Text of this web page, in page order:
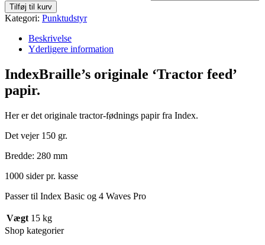
Tilføj til kurv
Kategori: Punktudstyr
Beskrivelse
Yderligere information
IndexBraille’s originale ‘Tractor feed’
papir.
Her er det originale tractor-fødnings papir fra Index.
Det vejer 150 gr.
Bredde: 280 mm
1000 sider pr. kasse
Passer til Index Basic og 4 Waves Pro
Vægt 15 kg
Shop kategorier